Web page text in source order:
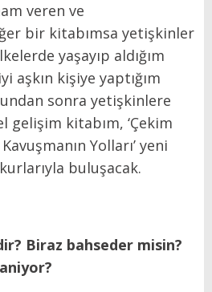
veren ve
bir kitabımsa yetişkinler
yaşayıp aldığım
aşkın kişiye yaptığım
sonra yetişkinlere
gelişim kitabım, ‘Çekim
Yolları’ yeni
buluşacak.
Biraz bahseder misin?